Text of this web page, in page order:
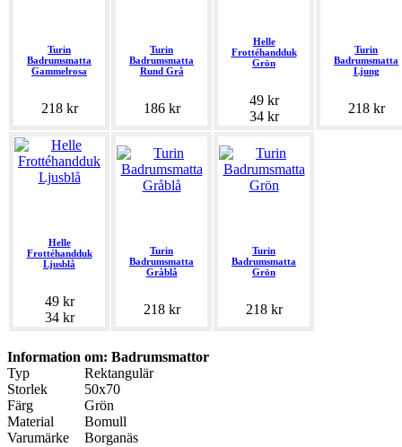
Turin
Badrumsmatta
Gammelrosa
218 kr
Turin
Badrumsmatta
Rund Grå
186 kr
Helle
Frottéhandduk
Grön
49 kr
34 kr
Turin
Badrumsmatta
Ljung
218 kr
Helle
Frottéhandduk
Ljusblå
49 kr
34 kr
Turin
Badrumsmatta
Gråblå
218 kr
Turin
Badrumsmatta
Grön
218 kr
Information om: Badrumsmattor
Typ
Rektangulär
Storlek
50x70
Färg
Grön
Material
Bomull
Varumärke
Borganäs